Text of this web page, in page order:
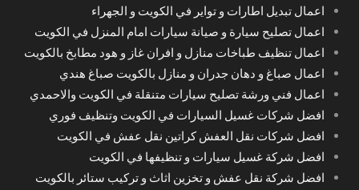
اعمال تبديل اطارات و تواير في الكويت و الجهراء
اعمال تصليح سيارة و صيانة سيارات امام المنزل في الكويت
اعمال تنظيف طباخات منازل و افران غاز و هود مطابخ بالكويت
اعمال صباغ و دهان جدران و منازل بالكويت صباغ هندي
اعمال فني ورشة تصليح سيارات متنقلة في الكويت والاحمدي
افضل شركات غسيل السيارات في الكويت وتنظيف فوري
افضل شركات نقل العفش كراتين نقل عفش في الكويت
افضل شركة غسيل سيارات و تنظيفها في الكويت
افضل شركة نقل عفش و تخزين اثاث و تركيب ستائر بالكويت